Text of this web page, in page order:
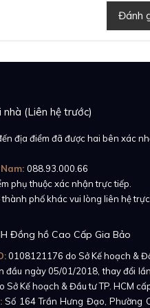
Đánh
(Liên hệ trước)
địa điểm đã được hai bên xác
088.93.000.66
phụ thuộc xác nhận trực tiếp.
phố khác vui lòng liên hệ trực
Đồng hồ Cao Cấp Gia Bảo
0108121176 do Sở Kế hoạch &
đầu ngày 05/01/2018, thay đổi
Sở Kế hoạch & Đầu tư TP. HCM
Số 164 Trần Hưng Đạo, Phường